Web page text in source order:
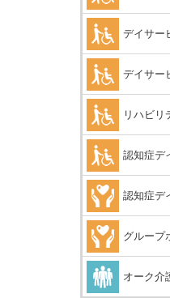
デイサー
デイサー
リハビリ
認知症デ
認知症デ
グループ
オーク介